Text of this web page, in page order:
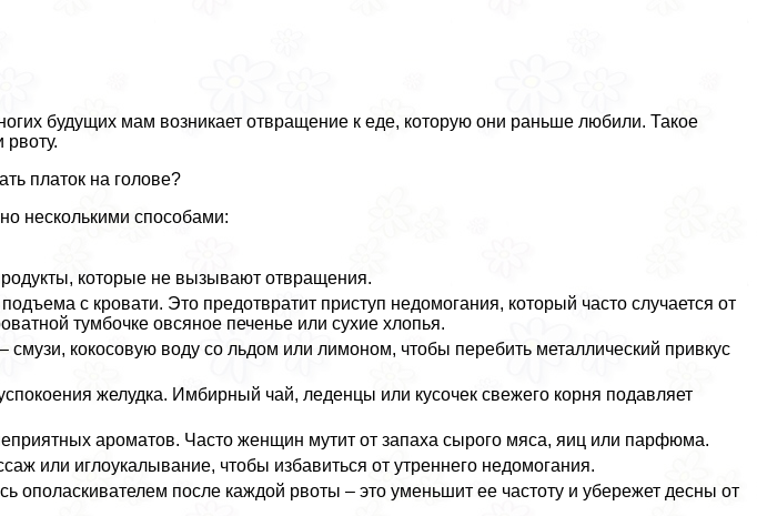
будущих мам возникает отвращение к еде, которую они раньше любили. Такое
рвоту.
платок на голове?
несколькими способами:
которые не вызывают отвращения.
с кровати. Это предотвратит приступ недомогания, который часто случается от
тумбочке овсяное печенье или сухие хлопья.
смузи, кокосовую воду со льдом или лимоном, чтобы перебить металлический привкус
желудка. Имбирный чай, леденцы или кусочек свежего корня подавляет
ароматов. Часто женщин мутит от запаха сырого мяса, яиц или парфюма.
или иглоукалывание, чтобы избавиться от утреннего недомогания.
ополаскивателем после каждой рвоты – это уменьшит ее частоту и убережет десны от